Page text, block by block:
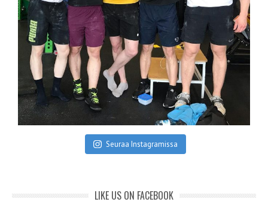
Seuraa Instagramissa
LIKE US ON FACEBOOK